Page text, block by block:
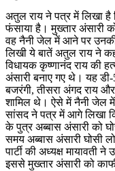
अतुल राय ने पत्र में लिखा है
फंसाया है। मुख्तार अंसारी
वह नैनी जेल में आने पर
ल‍िखी ये बातें अतुल राय ने
विधायक कृष्णानंद राय की
अंसारी बनाए गए थे। यह
बजरंगी, तीसरा अंगद राय
शामिल थे। ऐसे में नैनी जेल
सांसद ने पत्र में आगे ल‍िखा
के पुत्र अब्बास अंसारी को
समय अब्बास अंसारी घोसी
पार्टी की अध्यक्ष मायावती
इससे मुख्तार अंसारी को